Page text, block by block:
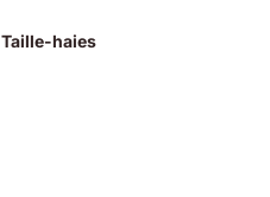
Taille-haies